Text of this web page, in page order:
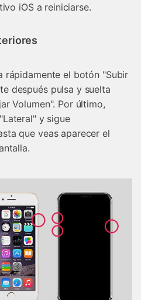
iOS a reiniciarse.
rápidamente el botón "Subir
después pulsa y suelta
Volumen". Por último,
y sigue
que veas aparecer el